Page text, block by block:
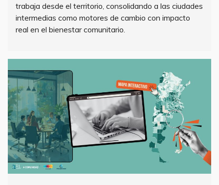
trabaja desde el territorio, consolidando a las ciudades
intermedias como motores de cambio con impacto
real en el bienestar comunitario.